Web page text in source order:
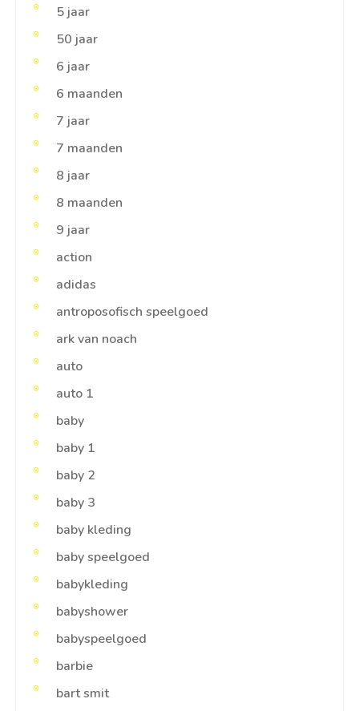
5 jaar
50 jaar
6 jaar
6 maanden
7 jaar
7 maanden
8 jaar
8 maanden
9 jaar
action
adidas
antroposofisch speelgoed
ark van noach
auto
auto 1
baby
baby 1
baby 2
baby 3
baby kleding
baby speelgoed
babykleding
babyshower
babyspeelgoed
barbie
bart smit